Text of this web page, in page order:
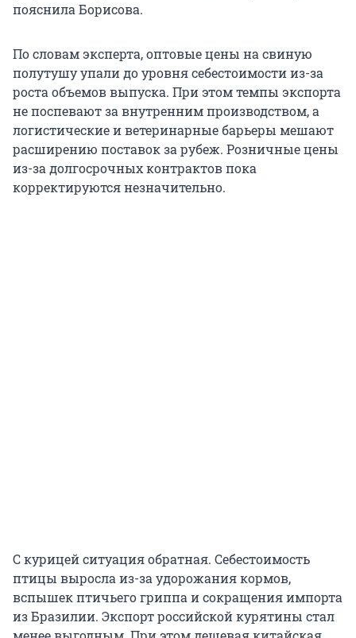
пояснила Борисова.
По словам эксперта, оптовые цены на свиную
полутушу упали до уровня себестоимости из-за
роста объемов выпуска. При этом темпы экспорта
не поспевают за внутренним производством, а
логистические и ветеринарные барьеры мешают
расширению поставок за рубеж. Розничные цены
из-за долгосрочных контрактов пока
корректируются незначительно.
С курицей ситуация обратная. Себестоимость
птицы выросла из-за удорожания кормов,
вспышек птичьего гриппа и сокращения импорта
из Бразилии. Экспорт российской курятины стал